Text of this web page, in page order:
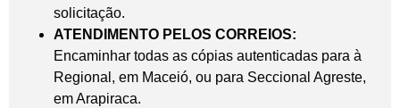
solicitação.
ATENDIMENTO PELOS CORREIOS:
Encaminhar todas as cópias autenticadas para à
Regional, em Maceió, ou para Seccional Agreste,
em Arapiraca.